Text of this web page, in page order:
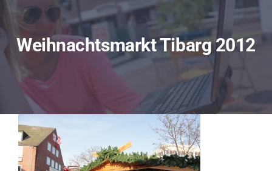
Service
Events
Impressionen
Weihnachtsmarkt Tibarg 2012